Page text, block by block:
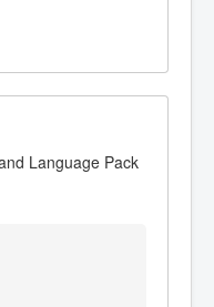
Language Pack